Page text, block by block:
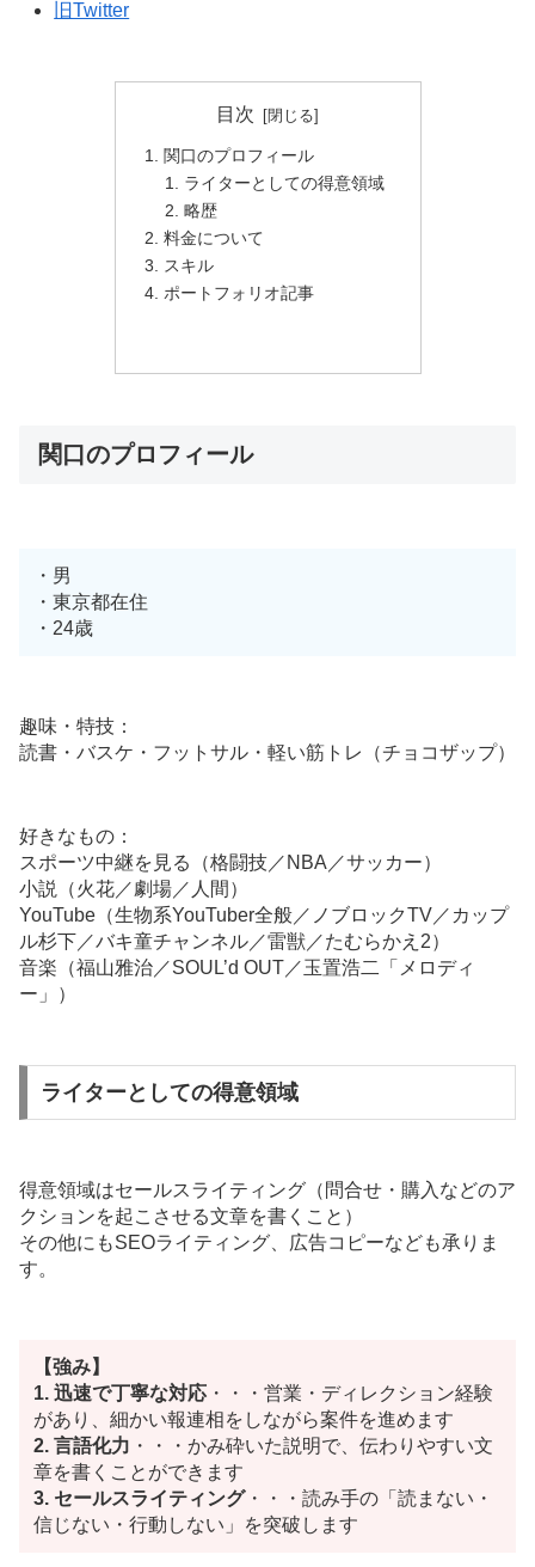
旧Twitter
目次
関口のプロフィール
ライターとしての得意領域
略歴
料金について
スキル
ポートフォリオ記事
関口のプロフィール
・男
・東京都在住
・24歳
趣味・特技：
読書・バスケ・フットサル・軽い筋トレ（チョコザップ）
好きなもの：
スポーツ中継を見る（格闘技／NBA／サッカー）
小説（火花／劇場／人間）
YouTube（生物系YouTuber全般／ノブロックTV／カップ
ル杉下／バキ童チャンネル／雷獣／たむらかえ2）
音楽（福山雅治／SOUL’d OUT／玉置浩二「メロディ
ー」）
ライターとしての得意領域
得意領域はセールスライティング（問合せ・購入などのア
クションを起こさせる文章を書くこと）
その他にもSEOライティング、広告コピーなども承りま
す。
【強み】
1. 迅速で丁寧な対応 ・・・営業・ディレクション経験
があり、細かい報連相をしながら案件を進めます
2. 言語化力 ・・・かみ砕いた説明で、伝わりやすい文
章を書くことができます
3. セールスライティング・・・読み手の「読まない・
信じない・行動しない」を突破します